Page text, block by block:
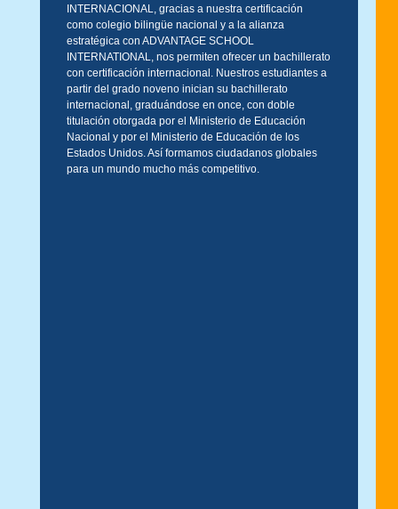
INTERNACIONAL, gracias a nuestra certificación
como colegio bilingüe nacional y a la alianza
estratégica con ADVANTAGE SCHOOL
INTERNATIONAL, nos permiten ofrecer un bachillerato
con certificación internacional. Nuestros estudiantes a
partir del grado noveno inician su bachillerato
internacional, graduándose en once, con doble
titulación otorgada por el Ministerio de Educación
Nacional y por el Ministerio de Educación de los
Estados Unidos. Así formamos ciudadanos globales
para un mundo mucho más competitivo.